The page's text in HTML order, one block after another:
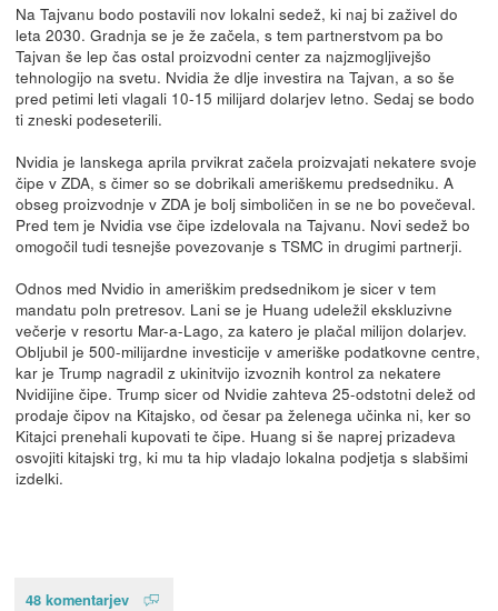
Na Tajvanu bodo postavili nov lokalni sedež, ki naj bi zaživel do
leta 2030. Gradnja se je že začela, s tem partnerstvom pa bo
Tajvan še lep čas ostal proizvodni center za najzmogljivejšo
tehnologijo na svetu. Nvidia že dlje investira na Tajvan, a so še
pred petimi leti vlagali 10-15 milijard dolarjev letno. Sedaj se bodo
ti zneski podeseterili.
Nvidia je lanskega aprila prvikrat začela proizvajati nekatere svoje
čipe v ZDA, s čimer so se dobrikali ameriškemu predsedniku. A
obseg proizvodnje v ZDA je bolj simboličen in se ne bo povečeval.
Pred tem je Nvidia vse čipe izdelovala na Tajvanu. Novi sedež bo
omogočil tudi tesnejše povezovanje s TSMC in drugimi partnerji.
Odnos med Nvidio in ameriškim predsednikom je sicer v tem
mandatu poln pretresov. Lani se je Huang udeležil ekskluzivne
večerje v resortu Mar-a-Lago, za katero je plačal milijon dolarjev.
Obljubil je 500-milijardne investicije v ameriške podatkovne centre,
kar je Trump nagradil z ukinitvijo izvoznih kontrol za nekatere
Nvidijine čipe. Trump sicer od Nvidie zahteva 25-odstotni delež od
prodaje čipov na Kitajsko, od česar pa želenega učinka ni, ker so
Kitajci prenehali kupovati te čipe. Huang si še naprej prizadeva
osvojiti kitajski trg, ki mu ta hip vladajo lokalna podjetja s slabšimi
izdelki.
48 komentarjev